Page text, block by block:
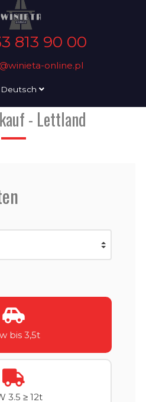
813 90 00
online.pl
Deutsch
- Lettland
bis 3,5t
3.5 ≥ 12t